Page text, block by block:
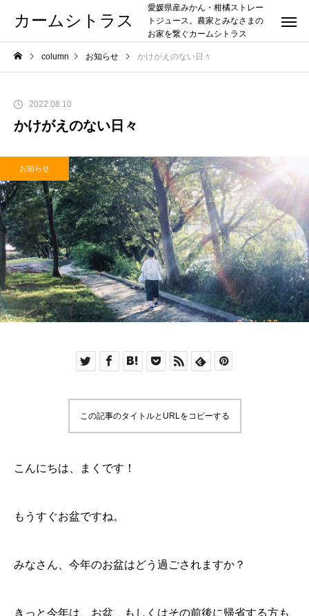
カームシトラス
愛媛県産みかん・柑橘ストレー
トジュース。農家とみなさまの
お家を繋ぐカームシトラス
column お知らせ かけがえのない日々
2022.08.10
かけがえのない日々
お知らせ
この記事のタイトルとURLをコピーする
こんにちは、まくです！
もうすぐお盆ですね。
みなさん、今年のお盆はどう過ごされますか？
きっと今年は、お盆、もしくはその前後に帰省する方も